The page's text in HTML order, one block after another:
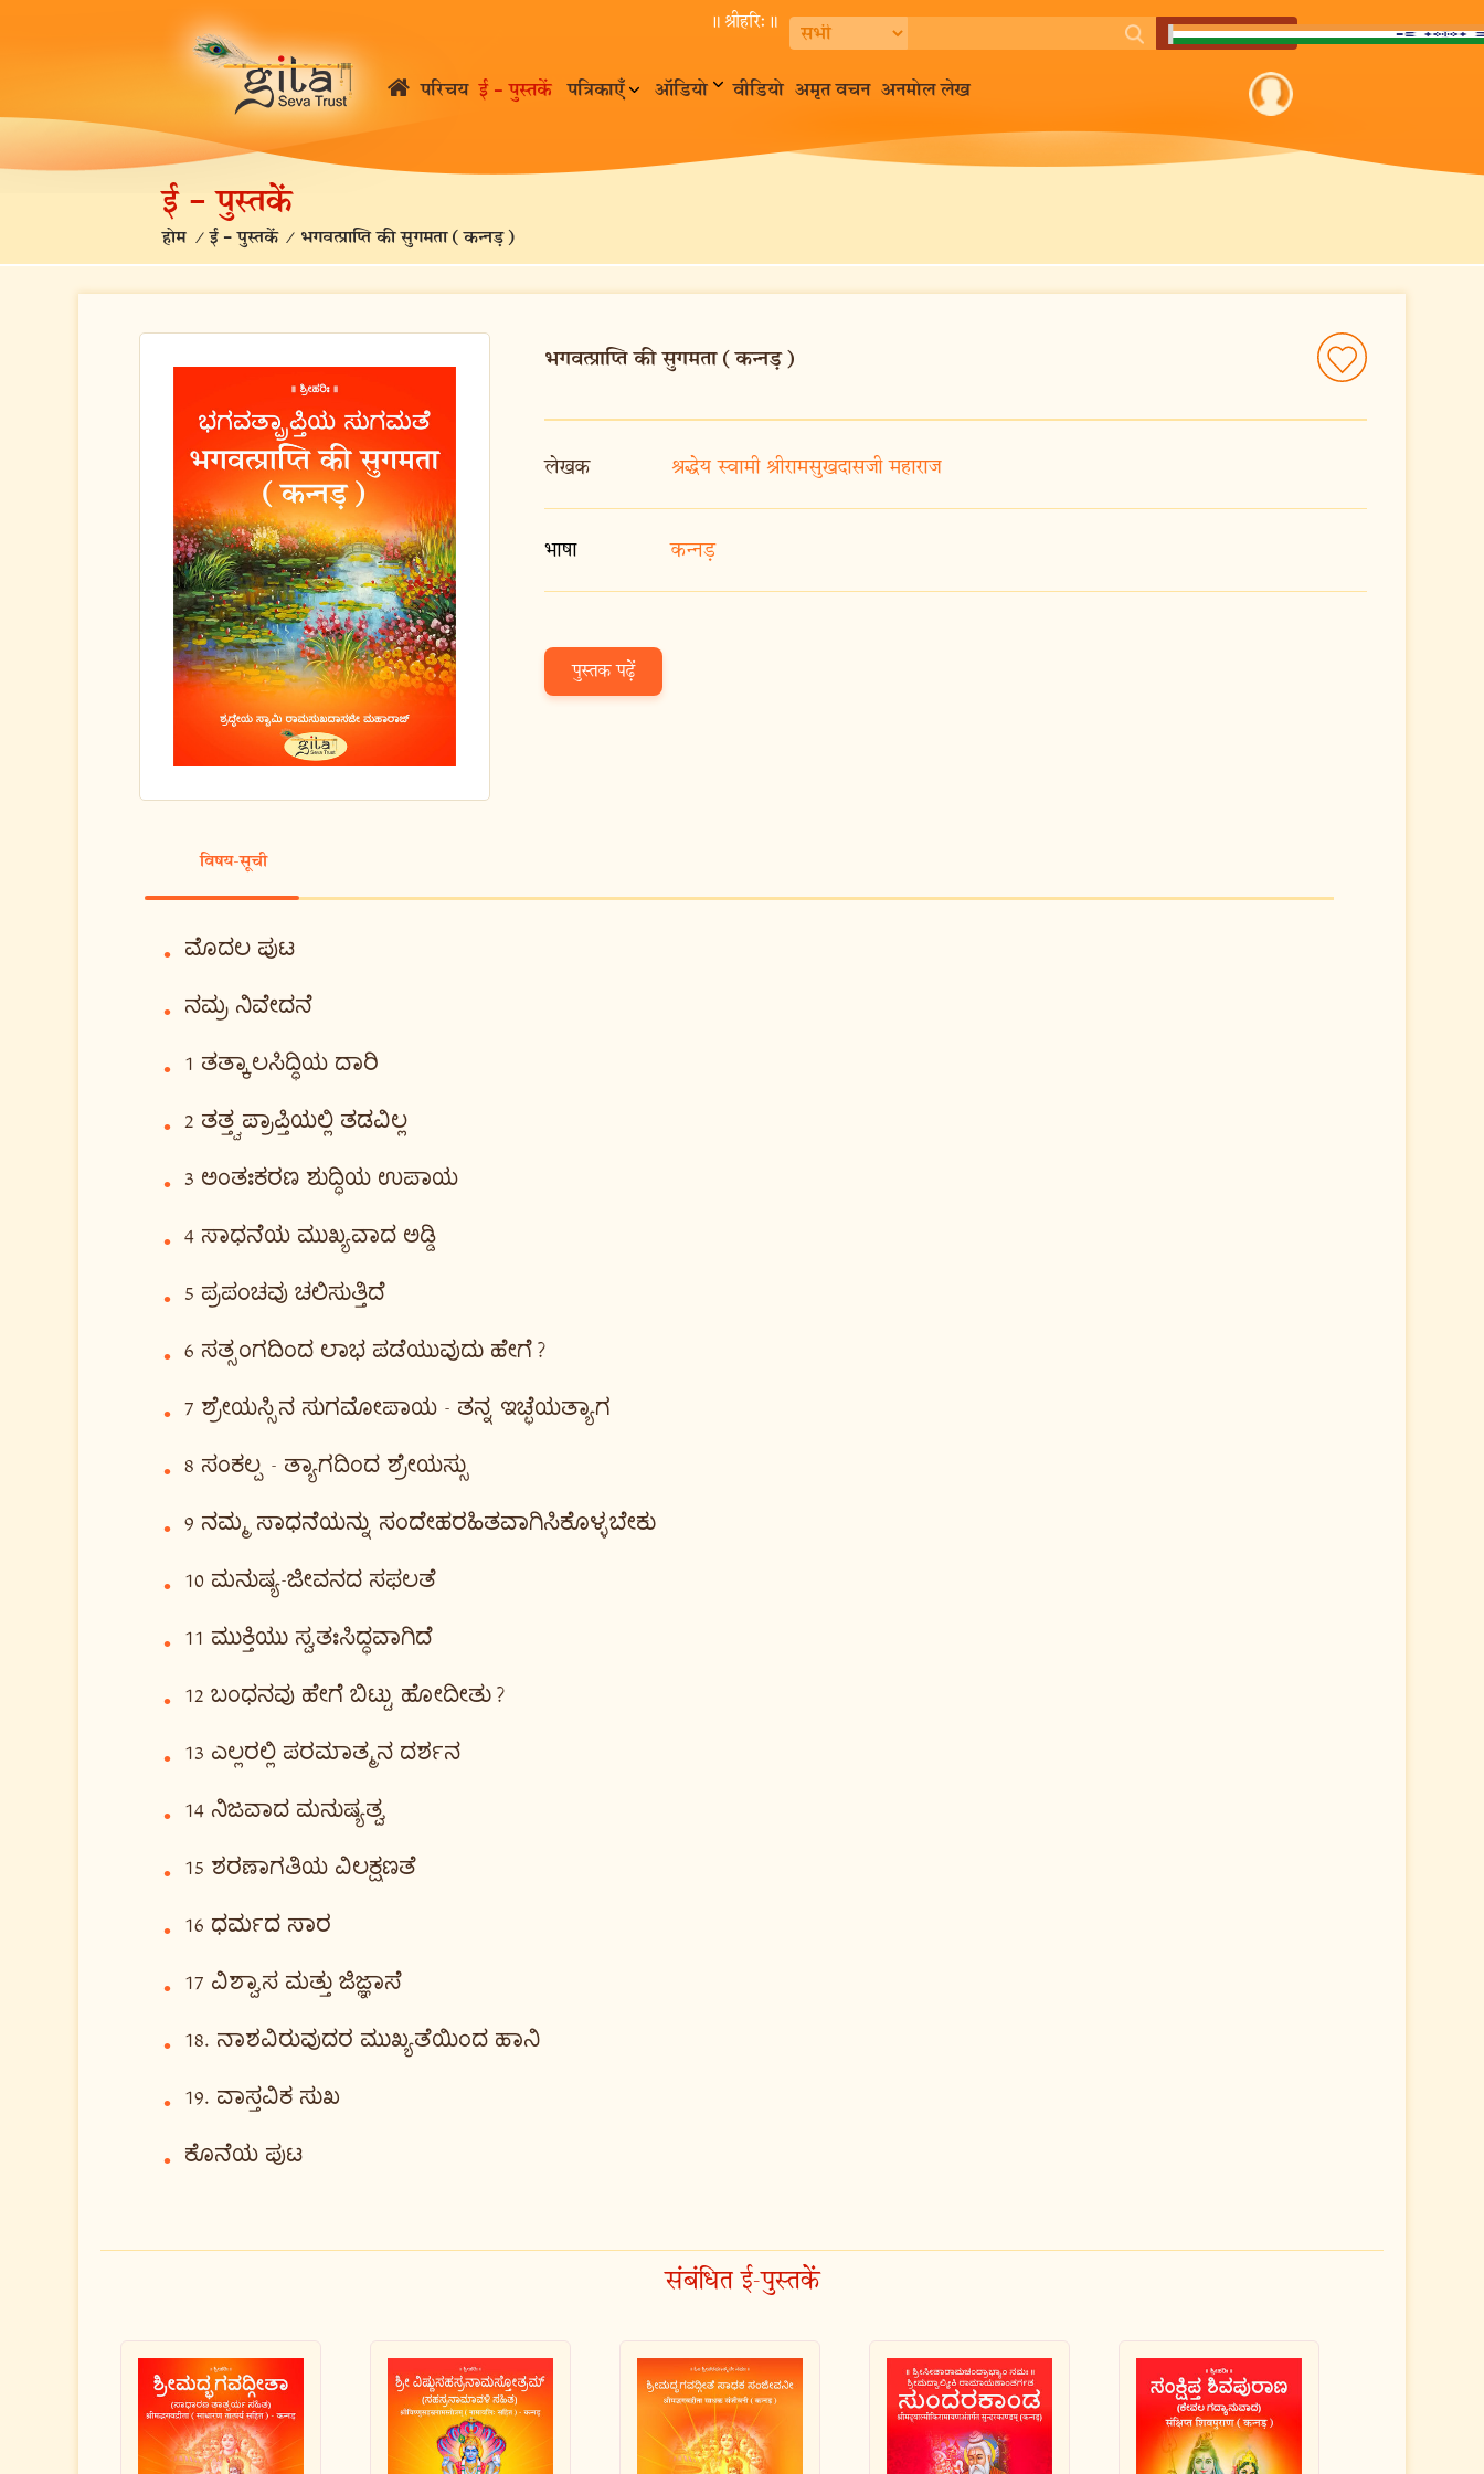
॥ श्रीहरि:॥
परिचय ई – पुस्तकें पत्रिकाएँ ऑडियो वीडियो अमृत वचन अनमोल लेख
ई – पुस्तकें
होम /ई – पुस्तकें / भगवत्प्राप्ति की सुगमता (कन्नड़)
भगवत्प्राप्ति की सुगमता (कन्नड़)
लेखक श्रद्धेय स्वामी श्रीरामसुखदासजी महाराज
भाषा कन्नड़
पुस्तक पढ़ें
विषय-सूची
• ಮೊದಲ ಪುಟ
• ನಮ್ರ ನಿವೇದನೆ
• 1 ತತ್ಕಾಲಸಿದ್ಧಿಯ ದಾರಿ
• 2 ತತ್ತ್ವಪ್ರಾಪ್ತಿಯಲ್ಲಿ ತಡವಿಲ್ಲ
• 3 ಅಂತಃಕರಣ ಶುದ್ಧಿಯ ಉಪಾಯ
• 4 ಸಾಧನೆಯ ಮುಖ್ಯವಾದ ಅಡ್ಡಿ
• 5 ಪ್ರಪಂಚವು ಚಲಿಸುತ್ತಿದೆ
• 6 ಸತ್ಸಂಗದಿಂದ ಲಾಭ ಪಡೆಯುವುದು ಹೇಗೆ?
• 7 ಶ್ರೇಯಸ್ಸಿನ ಸುಗಮೋಪಾಯ - ತನ್ನ ಇಚ್ಛೆಯತ್ಯಾಗ
• 8 ಸಂಕಲ್ಪ - ತ್ಯಾಗದಿಂದ ಶ್ರೇಯಸ್ಸು
• 9 ನಮ್ಮ ಸಾಧನೆಯನ್ನು ಸಂದೇಹರಹಿತವಾಗಿಸಿಕೊಳ್ಳಬೇಕು
• 10 ಮನುಷ್ಯ-ಜೀವನದ ಸಫಲತೆ
• 11 ಮುಕ್ತಿಯು ಸ್ವತಃಸಿದ್ಧವಾಗಿದೆ
• 12 ಬಂಧನವು ಹೇಗೆ ಬಿಟ್ಟು ಹೋದೀತು?
• 13 ಎಲ್ಲರಲ್ಲಿ ಪರಮಾತ್ಮನ ದರ್ಶನ
• 14 ನಿಜವಾದ ಮನುಷ್ಯತ್ವ
• 15 ಶರಣಾಗತಿಯ ವಿಲಕ್ಷಣತೆ
• 16 ಧರ್ಮದ ಸಾರ
• 17 ವಿಶ್ವಾಸ ಮತ್ತು ಜಿಜ್ಞಾಸೆ
• 18. ನಾಶವಿರುವುದರ ಮುಖ್ಯತೆಯಿಂದ ಹಾನಿ
• 19. ವಾಸ್ತವಿಕ ಸುಖ
• ಕೊನೆಯ ಪುಟ
संबंधित ई-पुस्तकें